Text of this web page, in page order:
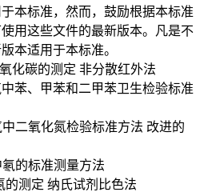
本标准，然而，鼓励根据本标准
用这些文件的最新版本。凡是不
本适用于本标准。
碳的测定 非分散红外法
苯、甲苯和二甲苯卫生检验标准
二氧化氮检验标准方法 改进的
的标准测量方法
测定 纳氏试剂比色法